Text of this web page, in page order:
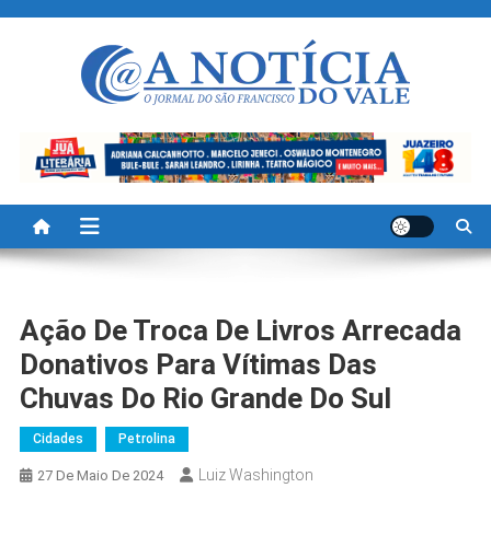
A Noticia Do Vale
Ação De Troca De Livros Arrecada
Donativos Para Vítimas Das
Chuvas Do Rio Grande Do Sul
Cidades Petrolina
27 De Maio De 2024 Luiz Washington